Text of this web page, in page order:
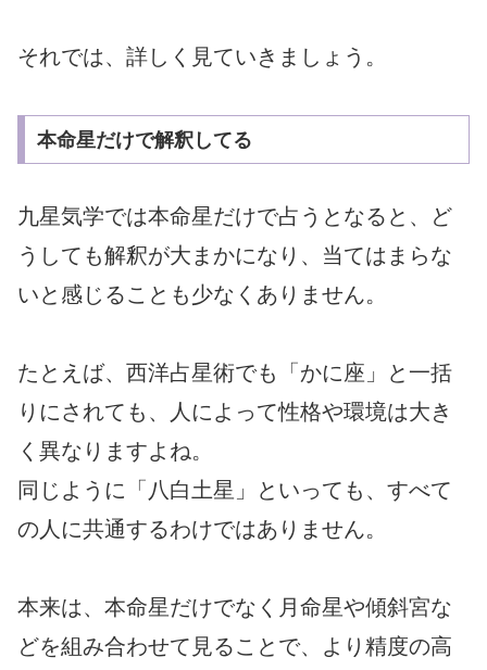
それでは、詳しく見ていきましょう。
本命星だけで解釈してる
九星気学では本命星だけで占うとなると、ど
うしても解釈が大まかになり、当てはまらな
いと感じることも少なくありません。
たとえば、西洋占星術でも「かに座」と一括
りにされても、人によって性格や環境は大き
く異なりますよね。
同じように「八白土星」といっても、すべて
の人に共通するわけではありません。
本来は、本命星だけでなく月命星や傾斜宮な
どを組み合わせて見ることで、より精度の高